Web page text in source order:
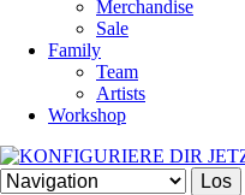
Merchandise
Sale
Family
Team
Artists
Workshop